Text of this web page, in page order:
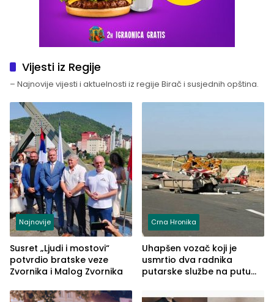
Vijesti iz Regije
– Najnovije vijesti i aktuelnosti iz regije Birač i susjednih opština.
Najnovije
Susret „Ljudi i mostovi“
potvrdio bratske veze
Zvornika i Malog Zvornika
Crna Hronika
Uhapšen vozač koji je
usmrtio dva radnika
putarske službe na putu
(FOTO)